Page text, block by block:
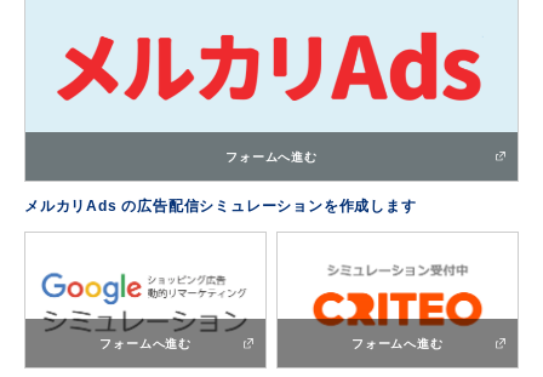
フォームへ進む
メルカリAds の広告配信シミュレーションを作成します
フォームへ進む フォームへ進む